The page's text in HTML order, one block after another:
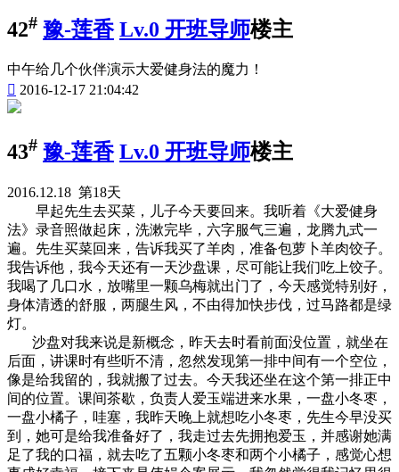
42# 豫-莲香 Lv.0 开班导师楼主
中午给几个伙伴演示大爱健身法的魔力！
 2016-12-17 21:04:42
43# 豫-莲香 Lv.0 开班导师楼主
2016.12.18 第18天
早起先生去买菜，儿子今天要回来。我听着《大爱健身
法》录音照做起床，洗漱完毕，六字服气三遍，龙腾九式一
遍。先生买菜回来，告诉我买了羊肉，准备包萝卜羊肉饺子。
我告诉他，我今天还有一天沙盘课，尽可能让我们吃上饺子。
我喝了几口水，放嘴里一颗乌梅就出门了，今天感觉特别好，
身体清透的舒服，两腿生风，不由得加快步伐，过马路都是绿
灯。
沙盘对我来说是新概念，昨天去时看前面没位置，就坐在
后面，讲课时有些听不清，忽然发现第一排中间有一个空位，
像是给我留的，我就搬了过去。今天我还坐在这个第一排正中
间的位置。课间茶歇，负责人爱玉端进来水果，一盘小冬枣，
一盘小橘子，哇塞，我昨天晚上就想吃小冬枣，先生今早没买
到，她可是给我准备好了，我走过去先拥抱爱玉，并感谢她满
足了我的口福，就去吃了五颗小冬枣和两个小橘子，感觉心想